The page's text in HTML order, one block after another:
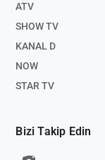
ATV
SHOW TV
KANAL D
NOW
STAR TV
Bizi Takip Edin